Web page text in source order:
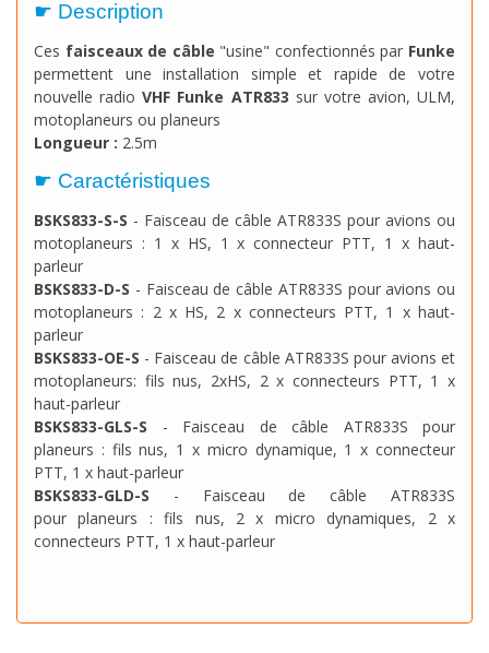
☛ Description
Ces faisceaux de câble "usine" confectionnés par Funke
permettent une installation simple et rapide de votre
nouvelle radioVHF Funke ATR833 sur votre avion, ULM,
motoplaneurs ou planeurs
Longueur : 2.5m
☛ Caractéristiques
BSKS833-S-S - Faisceau de câble ATR833S pour avions ou
motoplaneurs : 1 x HS, 1 x connecteur PTT, 1 x haut-
parleur
BSKS833-D-S - Faisceau de câble ATR833S pour avions ou
motoplaneurs : 2 x HS, 2 x connecteurs PTT, 1 x haut-
parleur
BSKS833-OE-S - Faisceau de câble ATR833S pour avions et
motoplaneurs: fils nus, 2xHS, 2 x connecteurs PTT, 1 x
haut-parleur
BSKS833-GLS-S - Faisceau de câble ATR833S pour
planeurs : fils nus, 1 x micro dynamique, 1 x connecteur
PTT, 1 x haut-parleur
BSKS833-GLD-S - Faisceau de câble ATR833S
pour planeurs :fils nus, 2 x micro dynamiques, 2 x
connecteurs PTT, 1 x haut-parleur